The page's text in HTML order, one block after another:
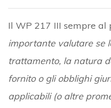
Il WP 217 III sempre al
importante valutare se
trattamento, la natura
fornito o gli obblighi
applicabili (o altre